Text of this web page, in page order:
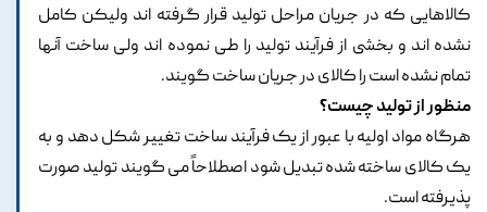
کالاهایی که در جریان مراحل تولید قرار گرفته اند ولیکن کامل
نشده اند و بخشی از فرآیند تولید را طی نموده اند ولی ساخت آنها
تمام نشده است را کالای در جریان ساخت گویند.
منظور از تولید چیست؟
هرگاه مواد اولیه با عبور از یک فرآیند ساخت تغییر شکل دهد و به
یک کالای ساخته شده تبدیل شود اصطلاحاً می گویند تولید صورت
پذیرفته است.